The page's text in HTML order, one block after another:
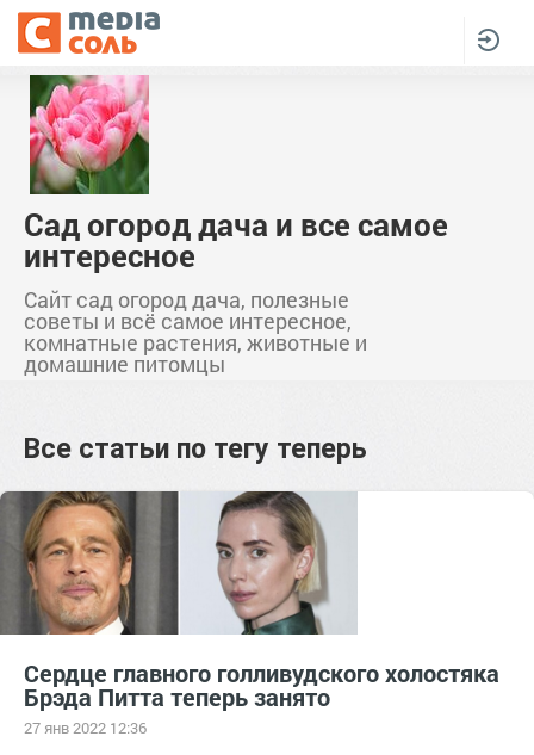
Сад огород дача и все самое
интересное
Сайт сад огород дача, полезные
советы и всё самое интересное,
комнатные растения, животные и
домашние питомцы
Все статьи по тегу теперь
Сердце главного голливудского холостяка
Брэда Питта теперь занято
27 янв 2022 12:36